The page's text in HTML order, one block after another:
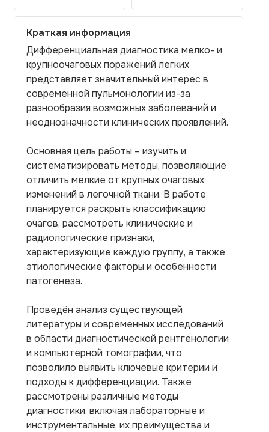
Краткая информация
Дифференциальная диагностика мелко- и
крупноочаговых поражений легких
представляет значительный интерес в
современной пульмонологии из-за
разнообразия возможных заболеваний и
неоднозначности клинических проявлений.
Основная цель работы – изучить и
систематизировать методы, позволяющие
отличить мелкие от крупных очаговых
изменений в легочной ткани. В работе
планируется раскрыть классификацию
очагов, рассмотреть клинические и
радиологические признаки,
характеризующие каждую группу, а также
этиологические факторы и особенности
патогенеза.
Проведён анализ существующей
литературы и современных исследований
в области диагностической рентгенологии
и компьютерной томографии, что
позволило выявить ключевые критерии и
подходы к дифференциации. Также
рассмотрены различные методы
диагностики, включая лабораторные и
инструментальные, их преимущества и